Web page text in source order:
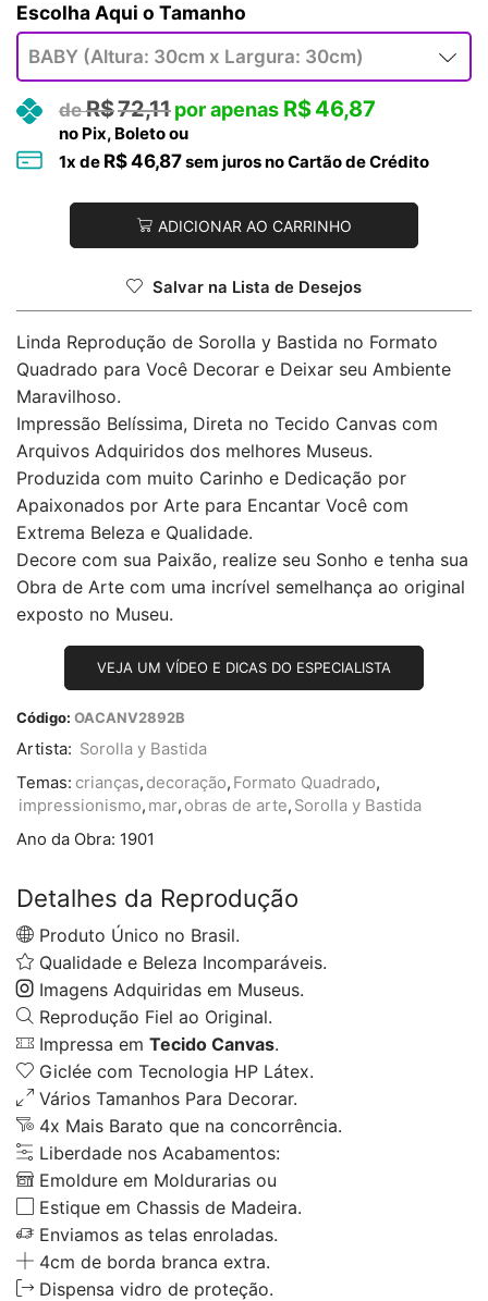
Tamanho
R$72,11 R$46,87
no Pix, Boleto ou
1x de R$46,87sem juros no Cartão de Crédito
ADICIONAR AO CARRINHO
Salvar na Lista de Desejos
Linda Reprodução de Sorolla y Bastida no Formato
Quadrado para Você Decorar e Deixar seu Ambiente
Maravilhoso.
Impressão Belíssima, Direta no Tecido Canvas com
Arquivos Adquiridos dos melhores Museus.
Produzida com muito Carinho e Dedicação por
Apaixonados por Arte para Encantar Você com
Extrema Beleza e Qualidade.
Decore com sua Paixão, realize seu Sonho e tenha sua
Obra de Arte com uma incrível semelhança ao original
exposto no Museu.
VEJA UM VÍDEO E DICAS DO ESPECIALISTA
Código: OACANV2892B
Artista: Sorolla y Bastida
Temas: crianças, decoração, Formato Quadrado,
impressionismo, mar, obras de arte, Sorolla y Bastida
Ano da Obra: 1901
Detalhes da Reprodução
Produto Único no Brasil.
Qualidade e Beleza Incomparáveis.
Imagens Adquiridas em Museus.
Reprodução Fiel ao Original.
Impressa em Tecido Canvas.
Giclée com Tecnologia HP Látex.
Vários Tamanhos Para Decorar.
4x Mais Barato que na concorrência.
Liberdade nos Acabamentos:
Emoldure em Moldurarias ou
Estique em Chassis de Madeira.
Enviamos as telas enroladas.
4cm de borda branca extra.
Dispensa vidro de proteção.